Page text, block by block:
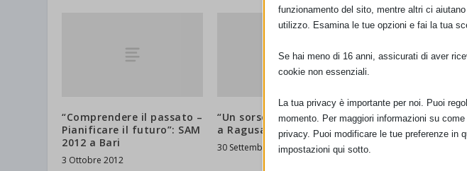
“Comprendere il passato –
Pianificare il futuro”: SAM
2012 a Bari
3 Ottobre 2012
“Un sorso d’amore” – SAM
a Ragusa
30 Settembre 2012
SAM 2012 a Cirié
28 Settembre 2012
funzionamento del sito, mentre altri ci
utilizzo. Esamina le tue opzioni e fai la tua
Se hai meno di 16 anni, assicurati di aver
cookie non essenziali.
La tua privacy è importante per noi. Puoi
momento. Per maggiori informazioni su
privacy. Puoi modificare le tue preferenze in
impostazioni qui sotto.